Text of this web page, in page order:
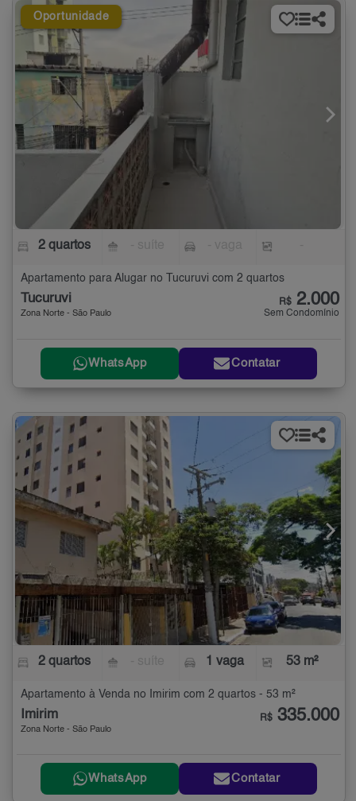
Oportunidade
2 quartos
Apartamento para Alugar no Tucuruvi com 2 quartos
Tucuruvi
Zona Norte - São Paulo
R$ 2.000
Sem Condomínio
WhatsApp Contatar
2 quartos 1 vaga 53 m²
Apartamento à Venda no Imirim com 2 quartos - 53 m²
Imirim
Zona Norte - São Paulo
R$ 335.000
WhatsApp Contatar